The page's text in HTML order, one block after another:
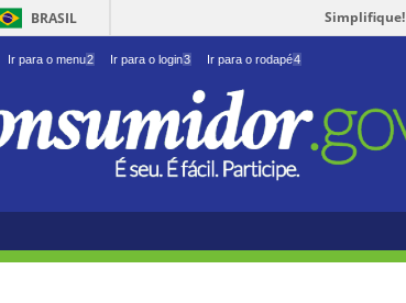
BRASIL Simplifique!
Ir para o menu2 Ir para o login3 Ir para o rodapé4